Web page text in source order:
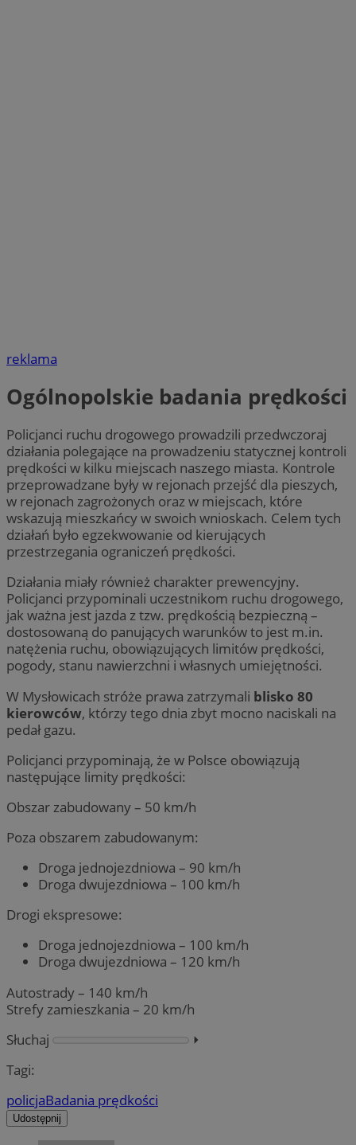
reklama
Ogólnopolskie badania prędkości
Policjanci ruchu drogowego prowadzili przedwczoraj
działania polegające na prowadzeniu statycznej kontroli
prędkości w kilku miejscach naszego miasta. Kontrole
przeprowadzane były w rejonach przejść dla pieszych,
w rejonach zagrożonych oraz w miejscach, które
wskazują mieszkańcy w swoich wnioskach. Celem tych
działań było egzekwowanie od kierujących
przestrzegania ograniczeń prędkości.
Działania miały również charakter prewencyjny.
Policjanci przypominali uczestnikom ruchu drogowego,
jak ważna jest jazda z tzw. prędkością bezpieczną –
dostosowaną do panujących warunków to jest m.in.
natężenia ruchu, obowiązujących limitów prędkości,
pogody, stanu nawierzchni i własnych umiejętności.
W Mysłowicach stróże prawa zatrzymali blisko 80
kierowców, którzy tego dnia zbyt mocno naciskali na
pedał gazu.
Policjanci przypominają, że w Polsce obowiązują
następujące limity prędkości:
Obszar zabudowany – 50 km/h
Poza obszarem zabudowanym:
Droga jednojezdniowa – 90 km/h
Droga dwujezdniowa – 100 km/h
Drogi ekspresowe:
Droga jednojezdniowa – 100 km/h
Droga dwujezdniowa – 120 km/h
Autostrady – 140 km/h
Strefy zamieszkania – 20 km/h
Słuchaj
⏵︎
Tagi:
policjaBadania prędkości
Udostępnij